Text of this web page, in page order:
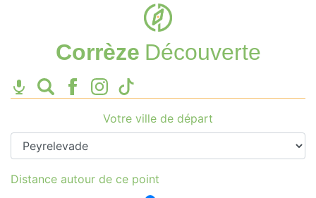
Corrèze Découverte
Votre ville de départ
Distance autour de ce point